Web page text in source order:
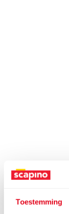
Toestemming